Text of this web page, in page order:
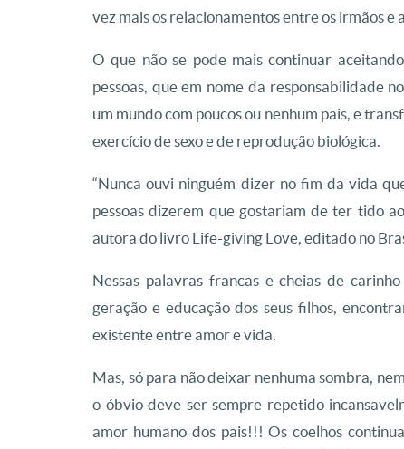
vez mais os relacionamentos entre os irmãos e
O que não se pode mais continuar
pessoas, que em nome da responsabilidade
um mundo com poucos ou nenhum pais, e
exercício de sexo e de reprodução biológica.
“Nunca ouvi ninguém dizer no fim da vida
pessoas dizerem que gostariam de ter tido
autora do livro Life-giving Love, editado no
Nessas palavras francas e cheias de
geração e educação dos seus filhos,
existente entre amor e vida.
Mas, só para não deixar nenhuma sombra,
o óbvio deve ser sempre repetido
amor humano dos pais!!! Os coelhos